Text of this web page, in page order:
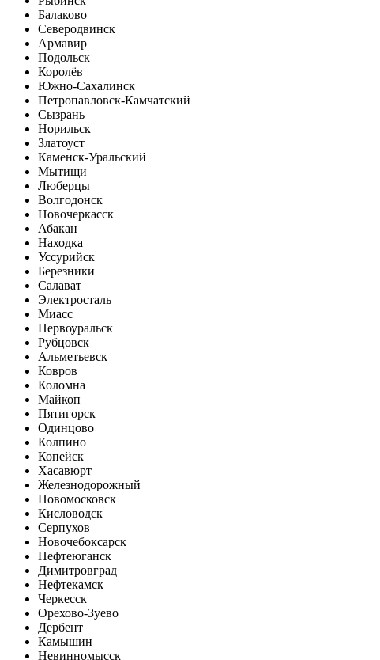
Балаково
Северодвинск
Армавир
Подольск
Королёв
Южно-Сахалинск
Петропавловск-Камчатский
Сызрань
Норильск
Златоуст
Каменск-Уральский
Мытищи
Люберцы
Волгодонск
Новочеркасск
Абакан
Находка
Уссурийск
Березники
Салават
Электросталь
Миасс
Первоуральск
Рубцовск
Альметьевск
Ковров
Коломна
Майкоп
Пятигорск
Одинцово
Колпино
Копейск
Хасавюрт
Железнодорожный
Новомосковск
Кисловодск
Серпухов
Новочебоксарск
Нефтеюганск
Димитровград
Нефтекамск
Черкесск
Орехово-Зуево
Дербент
Камышин
Невинномысск